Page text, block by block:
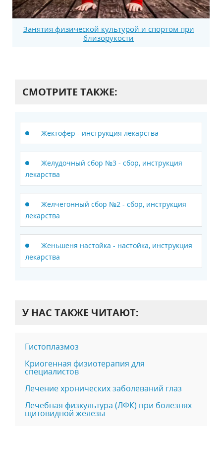
Занятия физической культурой и спортом при
близорукости
СМОТРИТЕ ТАКЖЕ:
Жектофер - инструкция лекарства
Желудочный сбор №3 - сбор, инструкция
лекарства
Желчегонный сбор №2 - сбор, инструкция
лекарства
Женьшеня настойка - настойка, инструкция
лекарства
У НАС ТАКЖЕ ЧИТАЮТ:
Гистоплазмоз
Криогенная физиотерапия для
специалистов
Лечение хронических заболеваний глаз
Лечебная физкультура (ЛФК) при болезнях
щитовидной железы